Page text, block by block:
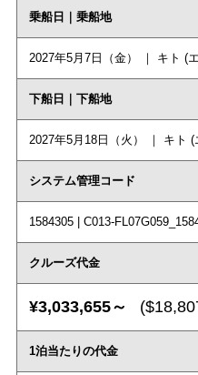
乗船日｜乗船地
2027年5月7日（金） ｜ キト (
下船日｜下船地
2027年5月18日（火） ｜ キト (
システム管理コード
1584305 | C013-
クルーズ代金
¥3,033,655～
1泊当たりの代金